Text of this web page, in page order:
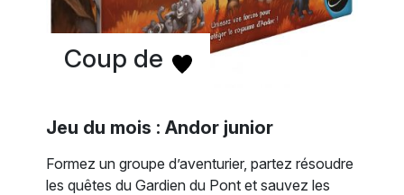
Coup de
Jeu du mois : Andor junior
Formez un groupe d’aventurier, partez résoudre
les quêtes du Gardien du Pont et sauvez les